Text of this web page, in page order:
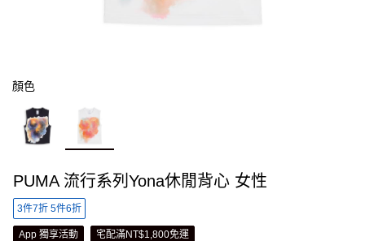
顏色
PUMA 流行系列Yona休閒背心 女性
3件7折 5件6折
App 獨享活動 宅配滿NT$1,800免運